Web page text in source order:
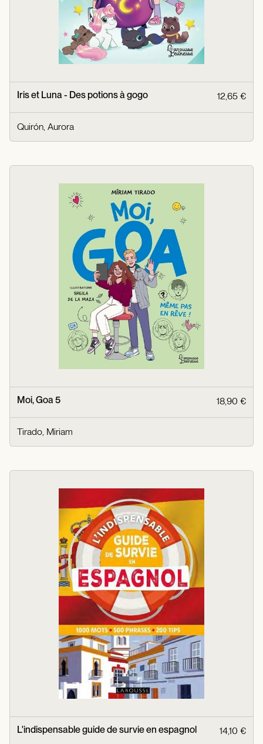
Iris et Luna - Des potions à gogo 12,65 €
Quirón, Aurora
Moi, Goa 5 18,90 €
Tirado, Miriam
L'indispensable guide de survie en espagnol 14,10 €